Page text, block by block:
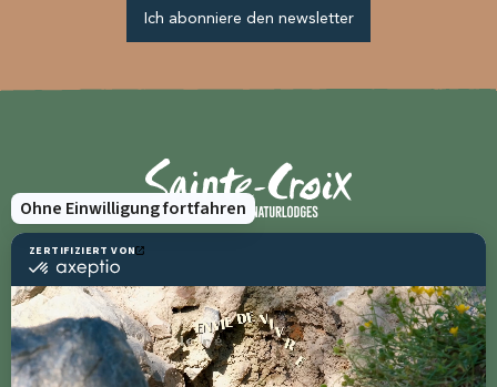
Ich abonniere den newsletter
Gruppen und Seminare